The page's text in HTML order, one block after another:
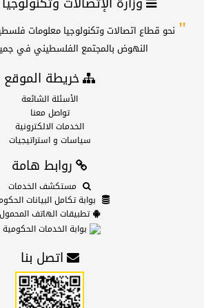
" نحو قطاع اتصالات وتكنولوجيا معلومات
النهوض بالمجتمع الفلسطيني في
خريطة الموقع
الأسئلة الشائعة
تواصل معنا
الخدمات الالكترونية
سياسات و استراتيجيات
روابط هامة
مستكشف الخدمات
بوابة تكامل البيانات
تطبيقات الهاتف المحمول
بوابة الخدمات الحكومية
اتصل بنا